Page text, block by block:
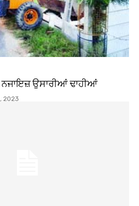
ਨਜਾਇਜ਼ ਉਸਾਰੀਆਂ ਢਾਹੀਆਂ
2023